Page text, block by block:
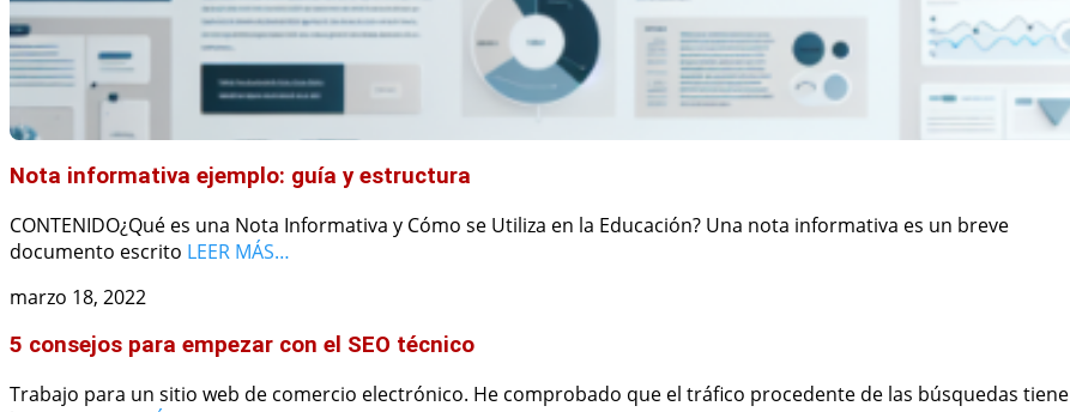
Nota informativa ejemplo: guía y estructura
CONTENIDO¿Qué es una Nota Informativa y Cómo se Utiliza en la Educación? Una nota informativa es un breve
documento escrito LEER MÁS…
marzo 18, 2022
5 consejos para empezar con el SEO técnico
Trabajo para un sitio web de comercio electrónico. He comprobado que el tráfico procedente de las búsquedas tiene